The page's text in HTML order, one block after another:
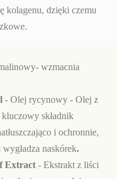
kolagenu, dzięki czemu
wzmacnia
- Olej rycynowy - Olej z
kluczowy składnik
i ochronnie,
naskórek.
Extract - Ekstrakt z liści